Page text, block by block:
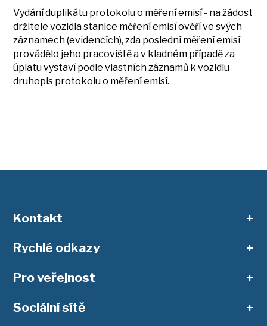
Vydání duplikátu protokolu o měření emisí - na žádost
držitele vozidla stanice měření emisí ověří ve svých
záznamech (evidencích), zda poslední měření emisí
provádělo jeho pracoviště a v kladném případě za
úplatu vystaví podle vlastních záznamů k vozidlu
druhopis protokolu o měření emisí.
Kontakt
ISŠ Vysoké nad Jizerou
e-mail:iss@iss-vysokenj.cz
Rychlé odkazy
Bakaláři
Suplování
Pro veřejnost
STK a měření emisí
Sociální sítě